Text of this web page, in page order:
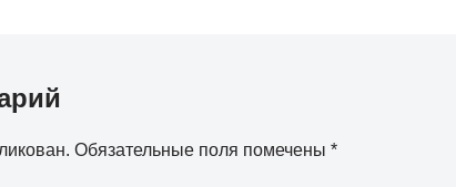
Обязательные поля помечены *